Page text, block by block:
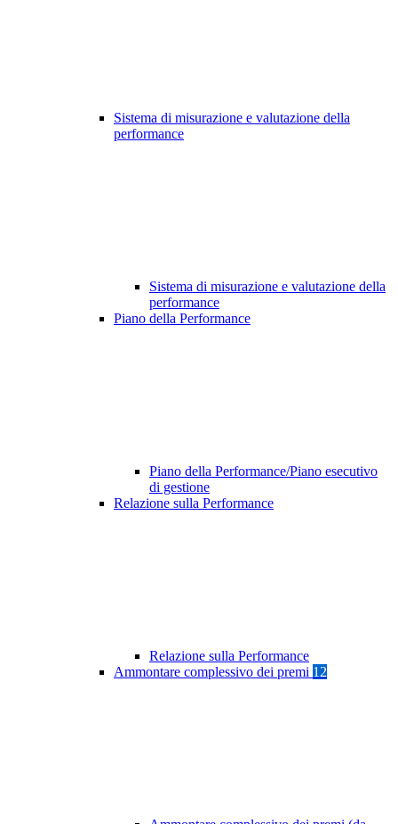
Sistema di misurazione e valutazione della
performance
Sistema di misurazione e valutazione della
performance
Piano della Performance
Piano della Performance/Piano esecutivo
di gestione
Relazione sulla Performance
Relazione sulla Performance
Ammontare complessivo dei premi 12